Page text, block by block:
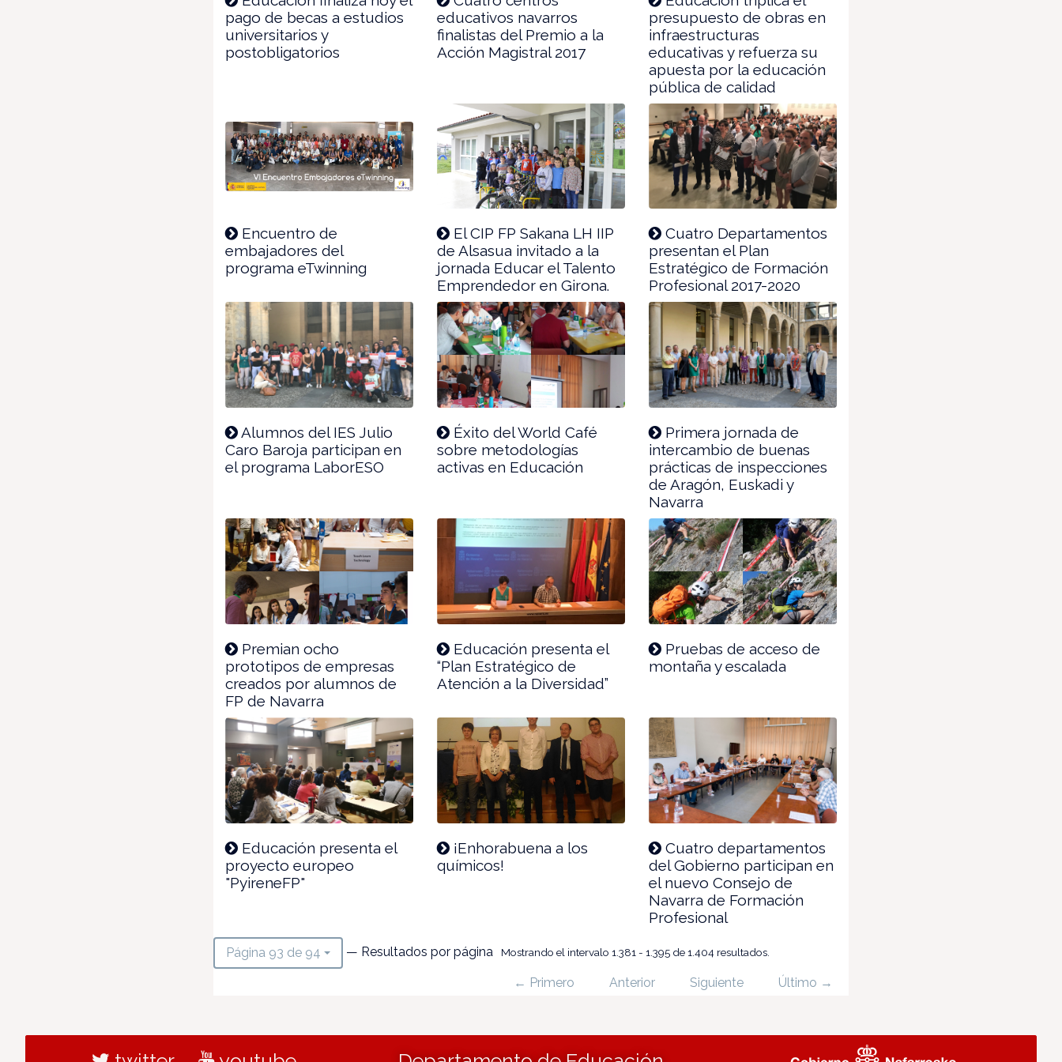
pago de becas a estudios
universitarios y
postobligatorios
educativos navarros
finalistas del Premio a la
Acción Magistral 2017
presupuesto de obras en
infraestructuras
educativas y refuerza su
apuesta por la educación
pública de calidad
Encuentro de
embajadores del
programa eTwinning
El CIP FP Sakana LH IIP
de Alsasua invitado a la
jornada Educar el Talento
Emprendedor en Girona.
Cuatro Departamentos
presentan el Plan
Estratégico de Formación
Profesional 2017-2020
Alumnos del IES Julio
Caro Baroja participan en
el programa LaborESO
Éxito del World Café
sobre metodologías
activas en Educación
Primera jornada de
intercambio de buenas
prácticas de inspecciones
de Aragón, Euskadi y
Navarra
Premian ocho
prototipos de empresas
creados por alumnos de
FP de Navarra
Educación presenta el
“Plan Estratégico de
Atención a la Diversidad”
Pruebas de acceso de
montaña y escalada
Educación presenta el
proyecto europeo
"PyireneFP"
¡Enhorabuena a los
químicos!
Cuatro departamentos
del Gobierno participan en
el nuevo Consejo de
Navarra de Formación
Profesional
Página 93 de 94 — Resultados por página Mostrando el intervalo 1.381 - 1.395 de 1.404 resultados.
← Primero Anterior Siguiente Último →